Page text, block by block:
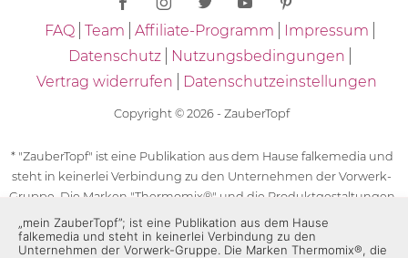
FAQ Team Affiliate-Programm
Impressum
Datenschutz
Nutzungsbedingungen
Vertrag widerrufen
Datenschutzeinstellungen
Copyright © 2026 - ZauberTopf
* "ZauberTopf" ist eine Publikation aus dem Hause falkemedia und
steht in keinerlei Verbindung zu den Unternehmen der Vorwerk-
Gruppe. Die Marken "Thermomix®" und die Produktgestaltungen
des "Thermomix®" sind eingetragene Marken der Unternehmen
der Vorwerk-Gruppe. Die Marken Thermomix®, die Zeichen TM5®,
„mein ZauberTopf”; ist eine Publikation aus dem Hause
falkemedia und steht in keinerlei Verbindung zu den
Unternehmen der Vorwerk-Gruppe. Die Marken Thermomix®, die